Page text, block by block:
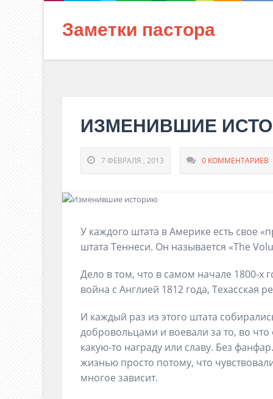
Заметки пастора
ИЗМЕНИВШИЕ
7 ФЕВРАЛЯ , 2013 0 КОММЕНТАРИЕВ
У каждого штата в Америке есть свое
штата Теннеси. Он называется «The
Дело в том, что в самом начале 1800-х
война с Англией 1812 года, Техасская
И каждый раз из этого штата
добровольцами и воевали за то, во
какую-то награду или славу. Без
жизнью просто потому, что
многое зависит.